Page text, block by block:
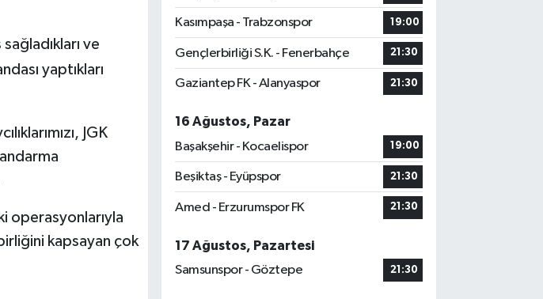
ve
yaptıkları
JGK
operasyonlarıyla
kapsayan çok
Kasımpaşa - Trabzonspor 19:00
Gençlerbirliği S.K. - Fenerbahçe 21:30
Gaziantep FK - Alanyaspor 21:30
16 Ağustos, Pazar
Başakşehir - Kocaelispor
19:00
Beşiktaş - Eyüpspor 21:30
Amed - Erzurumspor FK 21:30
17 Ağustos, Pazartesi
Samsunspor - Göztepe
21:30